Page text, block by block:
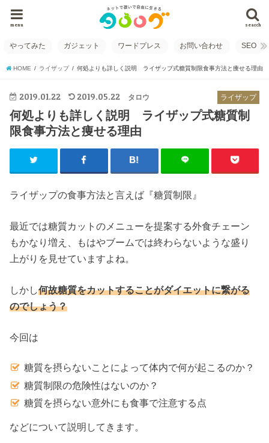
search
menu
やってみた ガジェット ワードプレス お問い合わせ SEO
HOME ライザップ 何処よりも詳しく説明 ライザップ式糖質制限食事方法と痩せる理由
ライザップ
2019.01.22 2019.05.22 タロウ
何処よりも詳しく説明 ライザップ式糖質制
限食事方法と痩せる理由
ライザップの食事方法と言えば『糖質制限』
最近では糖質カットのメニューを提案する外食チェーン
もかなり増え、もはやブームでは終わらないような盛り
上がりを見せていますよね。
しかし何故糖質をカットすることがダイエットに繋がる
のでしょう？
今回は
糖質を摂らないことによって体内で何が起こるのか？
糖質制限の危険性はないのか？
糖質を摂らない意外にも食事で注意する点
などについて説明してきます。